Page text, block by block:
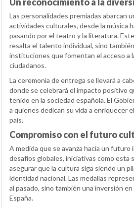
Las personalidades premiadas abarcan
actividades culturales, desde la música
pasando por el teatro y la literatura.
resalta el talento individual, sino
instituciones que fomentan el acceso a
ciudadanos.
La ceremonia de entrega se llevará a
donde se celebrará el impacto positivo
tenido en la sociedad española. El
a quienes dedican su vida a enriquecer
país.
Compromiso con el futuro
A medida que se avanza hacia un futuro
desafíos globales, iniciativas como esta
asegurar que la cultura siga siendo un
identidad nacional. Las medallas
al pasado, sino también una inversión
España.